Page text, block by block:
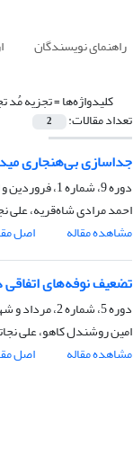
راهنمای نویسندگان
کلیدواژه‌ها =تجزیه مُد
تعداد مقالات: 2
جداسازی بی‌هنجاری
دوره 9، شماره 1، فروردین و اردیبهشت 1394، صفحه
احمد مرادی شاه‌قریه، علی
مشاهده مقاله
اصل
تضعیف نوفه‌های اتفاقی
دوره 5، شماره 2، مرداد و شهریور 1390، صفحه
امین روشندل کاهو، علی
مشاهده مقاله
اصل